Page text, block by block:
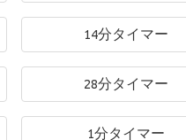
14分タイマー
28分タイマー
1分タイマー